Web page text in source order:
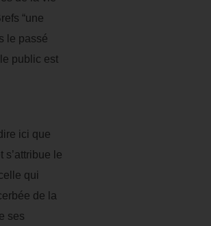
“une
le passé
public est
ici que
s’attribue le
qui
de la
ses